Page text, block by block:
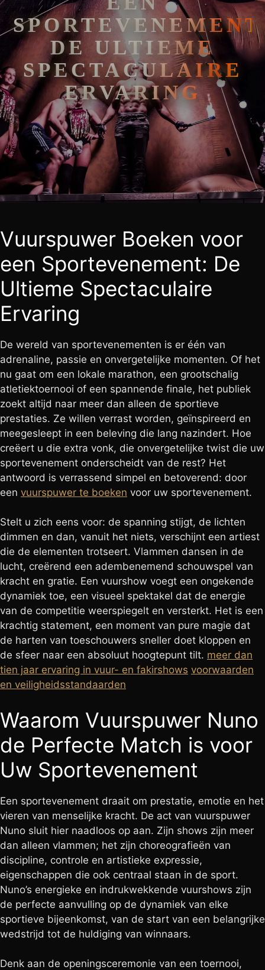
DE ULTIEME
SPECTACULAIRE
ERVARING
Vuurspuwer Boeken voor
een Sportevenement: De
Ultieme Spectaculaire
Ervaring
De wereld van sportevenementen is er één van
adrenaline, passie en onvergetelijke momenten. Of het
nu gaat om een lokale marathon, een grootschalig
atletiektoernooi of een spannende finale, het publiek
zoekt altijd naar meer dan alleen de sportieve
prestaties. Ze willen verrast worden, geïnspireerd en
meegesleept in een beleving die lang nazindert. Hoe
creëert u die extra vonk, die onvergetelijke twist die uw
sportevenement onderscheidt van de rest? Het
antwoord is verrassend simpel en betoverend: door
een vuurspuwer te boeken voor uw sportevenement.
Stelt u zich eens voor: de spanning stijgt, de lichten
dimmen en dan, vanuit het niets, verschijnt een artiest
die de elementen trotseert. Vlammen dansen in de
lucht, creërend een adembenemend schouwspel van
kracht en gratie. Een vuurshow voegt een ongekende
dynamiek toe, een visueel spektakel dat de energie
van de competitie weerspiegelt en versterkt. Het is een
krachtig statement, een moment van pure magie dat
de harten van toeschouwers sneller doet kloppen en
de sfeer naar een absoluut hoogtepunt tilt. meer dan
tien jaar ervaring in vuur- en fakirshows voorwaarden
en veiligheidsstandaarden
Waarom Vuurspuwer Nuno
de Perfecte Match is voor
Uw Sportevenement
Een sportevenement draait om prestatie, emotie en het
vieren van menselijke kracht. De act van vuurspuwer
Nuno sluit hier naadloos op aan. Zijn shows zijn meer
dan alleen vlammen; het zijn choreografieën van
discipline, controle en artistieke expressie,
eigenschappen die ook centraal staan in de sport.
Nuno’s energieke en indrukwekkende vuurshows zijn
de perfecte aanvulling op de dynamiek van elke
sportieve bijeenkomst, van de start van een belangrijke
wedstrijd tot de huldiging van winnaars.
Denk aan de openingsceremonie van een toernooi,